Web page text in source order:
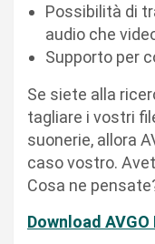
Possibilità di
audio che
Supporto per
Se siete alla
tagliare i vostri
suonerie, allora
caso vostro.
Cosa ne
Download